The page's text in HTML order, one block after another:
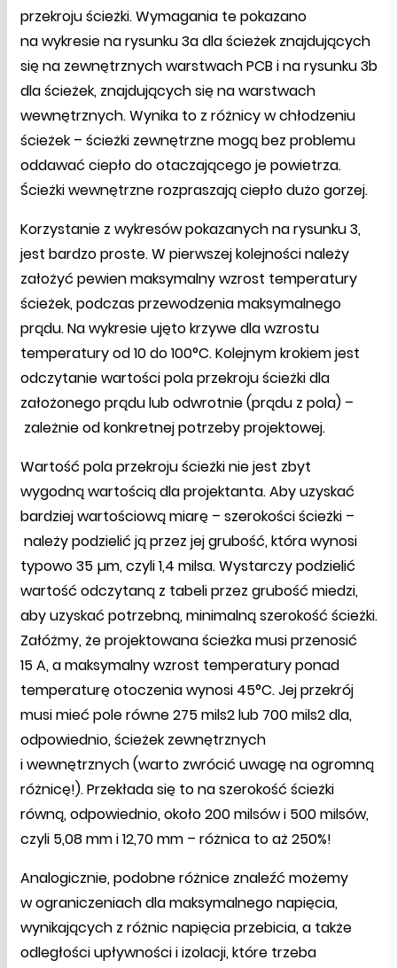
przekroju ścieżki. Wymagania te pokazano
na wykresie na rysunku 3a dla ścieżek znajdujących
się na zewnętrznych warstwach PCB i na rysunku 3b
dla ścieżek, znajdujących się na warstwach
wewnętrznych. Wynika to z różnicy w chłodzeniu
ścieżek – ścieżki zewnętrzne mogą bez problemu
oddawać ciepło do otaczającego je powietrza.
Ścieżki wewnętrzne rozpraszają ciepło dużo gorzej.
Korzystanie z wykresów pokazanych na rysunku 3,
jest bardzo proste. W pierwszej kolejności należy
założyć pewien maksymalny wzrost temperatury
ścieżek, podczas przewodzenia maksymalnego
prądu. Na wykresie ujęto krzywe dla wzrostu
temperatury od 10 do 100°C. Kolejnym krokiem jest
odczytanie wartości pola przekroju ścieżki dla
założonego prądu lub odwrotnie (prądu z pola) –
zależnie od konkretnej potrzeby projektowej.
Wartość pola przekroju ścieżki nie jest zbyt
wygodną wartością dla projektanta. Aby uzyskać
bardziej wartościową miarę – szerokości ścieżki –
należy podzielić ją przez jej grubość, która wynosi
typowo 35 µm, czyli 1,4 milsa. Wystarczy podzielić
wartość odczytaną z tabeli przez grubość miedzi,
aby uzyskać potrzebną, minimalną szerokość ścieżki.
Załóżmy, że projektowana ścieżka musi przenosić
15 A, a maksymalny wzrost temperatury ponad
temperaturę otoczenia wynosi 45°C. Jej przekrój
musi mieć pole równe 275 mils2 lub 700 mils2 dla,
odpowiednio, ścieżek zewnętrznych
i wewnętrznych (warto zwrócić uwagę na ogromną
różnicę!). Przekłada się to na szerokość ścieżki
równą, odpowiednio, około 200 milsów i 500 milsów,
czyli 5,08 mm i 12,70 mm – różnica to aż 250%!
Analogicznie, podobne różnice znaleźć możemy
w ograniczeniach dla maksymalnego napięcia,
wynikających z różnic napięcia przebicia, a także
odległości upływności i izolacji, które trzeba